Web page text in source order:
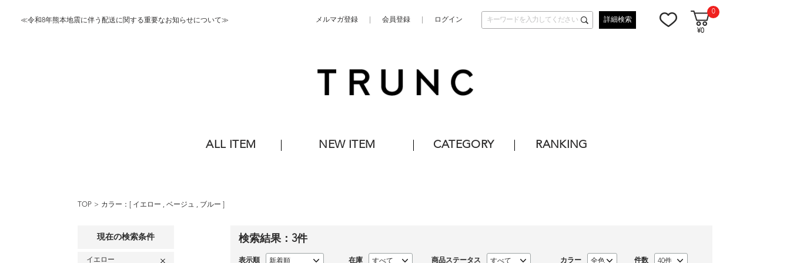
≪令和8年熊本地震に伴う配送に関する重要なお知らせについて≫ メルマガ登録 会員登録 ログイン 詳細検索
0
¥0
ALL ITEM NEW ITEM CATEGORY RANKING
TOP カラー：[ イエロー , ベージュ , ブルー
現在の検索条件
イエロー
検索結果： 3件
表示順 在庫 商品ステータス カラー 件数